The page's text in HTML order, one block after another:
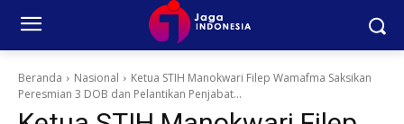
Beranda Nasional
Ketua STIH Manokwari Filep Wamafma Saksikan
Peresmian 3 DOB dan Pelantikan Penjabat...